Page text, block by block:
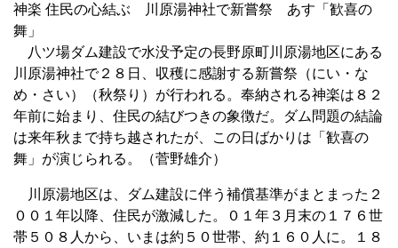
神楽 住民の心結ぶ 川原湯神社で新嘗祭 あす「歓喜の
舞」
八ツ場ダム建設で水没予定の長野原町川原湯地区にある
川原湯神社で２８日、収穫に感謝する新嘗祭（にい・な
め・さい）（秋祭り）が行われる。奉納される神楽は８２
年前に始まり、住民の結びつきの象徴だ。ダム問題の結論
は来年秋まで持ち越されたが、この日ばかりは「歓喜の
舞」が演じられる。（菅野雄介）
川原湯地区は、ダム建設に伴う補償基準がまとまった２
００１年以降、住民が激減した。０１年３月末の１７６世
帯５０８人から、いまは約５０世帯、約１６０人に。１８